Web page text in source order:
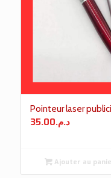
Pointeur laser
د.م.35.00
Ajouter au